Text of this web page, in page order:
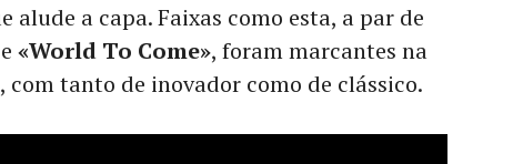
alude a capa. Faixas como esta, a par de
e «World To Come», foram marcantes na
com tanto de inovador como de clássico.